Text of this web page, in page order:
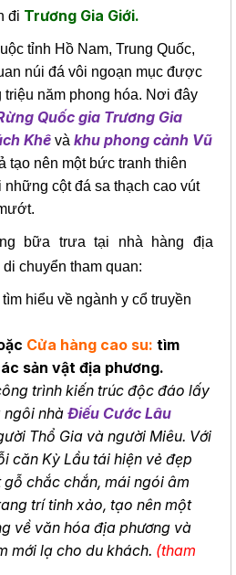
đi Trương Gia Giới.
tỉnh Hồ Nam, Trung Quốc,
núi đá vôi ngoạn mục được
triệu năm phong hóa. Nơi đây
Quốc gia Trương Gia
Khê và khu phong cảnh Vũ
tạo nên một bức tranh thiên
cột đá sa thạch cao vút
bữa trưa tại nhà hàng địa
chuyển tham quan:
tìm hiểu về ngành y cổ truyền
Cửa hàng cao su: tìm
sản vật địa phương.
trình kiến trúc độc đáo lấy
ngôi nhàĐiếu Cước Lâu
Thổ Gia và người Miêu. Với
căn Kỳ Lầu tái hiện vẻ đẹp
chắc chắn, mái ngói âm
trí tinh xảo, tạo nên một
về văn hóa địa phương và
mới lạ cho du khách. (tham